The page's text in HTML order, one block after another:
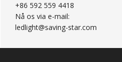
+86 592 559 4418
Nå os via e-mail:
ledlight@saving-star.com